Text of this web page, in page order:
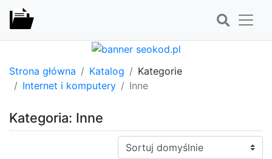
Strona główna Katalog
Kategorie
Internet i komputery
Inne
Kategoria: Inne
Sortuj: